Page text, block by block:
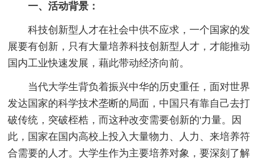
一、活动背景：
科技创新型人才在社会中供不应求，一个国家的发
展要有创新，只有大量培养科技创新型人才，才能推动
国内工业快速发展，藉此带动经济向前。
当代大学生背负着振兴中华的历史重任，面对世界
发达国家的科学技术垄断的局面，中国只有靠自己去打
破传统，突破桎梏，而这种改变需要创新的'力量。因
此，国家在国内高校上投入大量物力、人力、来培养符
合需要的人才。大学生作为主要培养对象，要深刻了解